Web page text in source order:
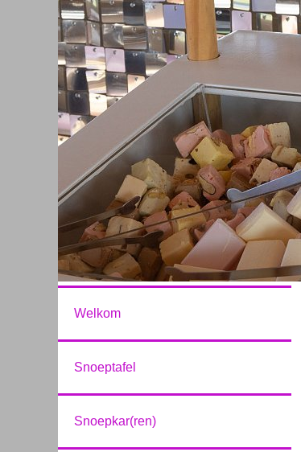
Welkom
Snoeptafel
Snoepkar(ren)